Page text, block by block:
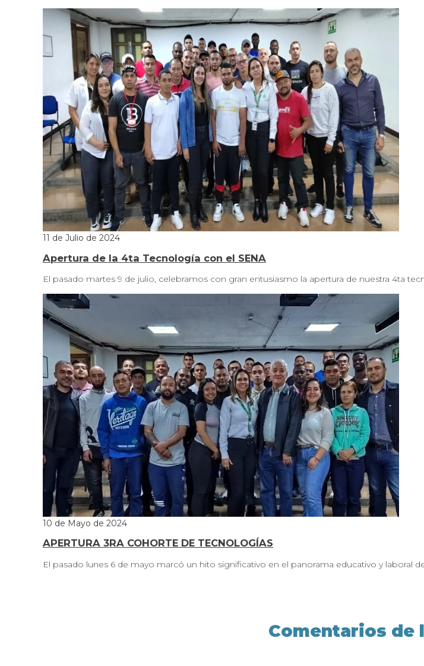
11 de Julio de 2024
Apertura de la 4ta Tecnología con el SENA
El pasado martes 9 de julio, celebramos con gran entusiasmo la apertura de nuestra 4ta
10 de Mayo de 2024
APERTURA 3RA COHORTE DE TECNOLOGÍAS
El pasado lunes 6 de mayo marcó un hito significativo en el panorama educativo y laboral
Comentarios de